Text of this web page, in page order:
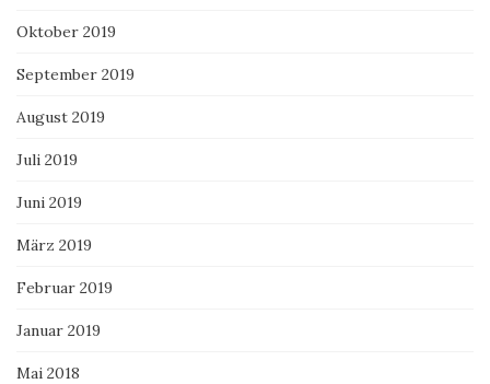
Oktober 2019
September 2019
August 2019
Juli 2019
Juni 2019
März 2019
Februar 2019
Januar 2019
Mai 2018